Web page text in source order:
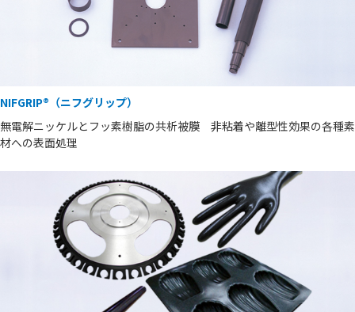
NIFGRIP®（ニフグリップ）
無電解ニッケルとフッ素樹脂の共析被膜 非粘着や離型性効果の各種素
材への表面処理